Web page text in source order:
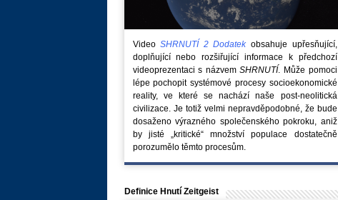
VideoSHRNUTÍ 2 Dodatekobsahuje upřesňující,
doplňující nebo rozšiřující informace k předchozí
videoprezentaci s názvemSHRNUTÍ. Může pomoci
lépe pochopit systémové procesy socioekonomické
reality, ve které se nachází naše post-neolitická
civilizace. Je totiž velmi nepravděpodobné, že bude
dosaženo výrazného společenského pokroku, aniž
by jisté „kritické“ množství populace dostatečně
porozumělo těmto procesům.
Definice Hnutí Zeitgeist